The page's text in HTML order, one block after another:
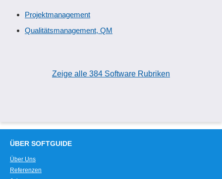
Projektmanagement
Qualitätsmanagement, QM
Zeige alle 384 Software Rubriken
ÜBER SOFTGUIDE
Über Uns
Referenzen